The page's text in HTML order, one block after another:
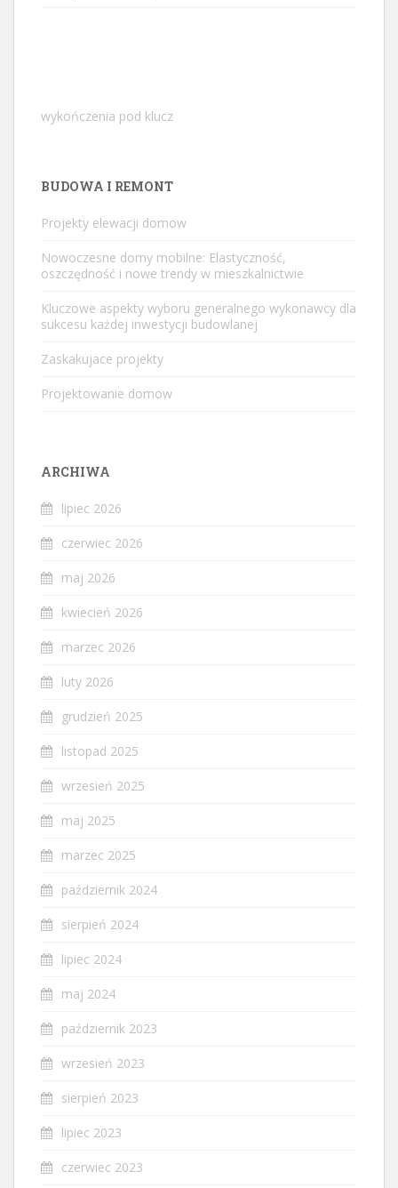
wykończenia pod klucz
BUDOWA I REMONT
Projekty elewacji domow
Nowoczesne domy mobilne: Elastyczność,
oszczędność i nowe trendy w mieszkalnictwie
Kluczowe aspekty wyboru generalnego wykonawcy dla
sukcesu każdej inwestycji budowlanej
Zaskakujace projekty
Projektowanie domow
ARCHIWA
lipiec 2026
czerwiec 2026
maj 2026
kwiecień 2026
marzec 2026
luty 2026
grudzień 2025
listopad 2025
wrzesień 2025
maj 2025
marzec 2025
październik 2024
sierpień 2024
lipiec 2024
maj 2024
październik 2023
wrzesień 2023
sierpień 2023
lipiec 2023
czerwiec 2023